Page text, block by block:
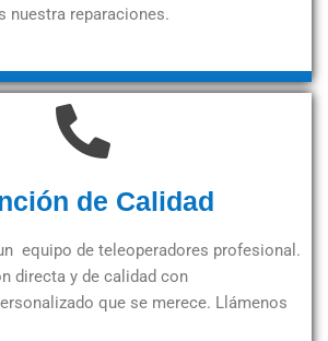
nuestra reparaciones.
de Calidad
equipo de teleoperadores profesional.
directa y de calidad con
que se merece. Llámenos